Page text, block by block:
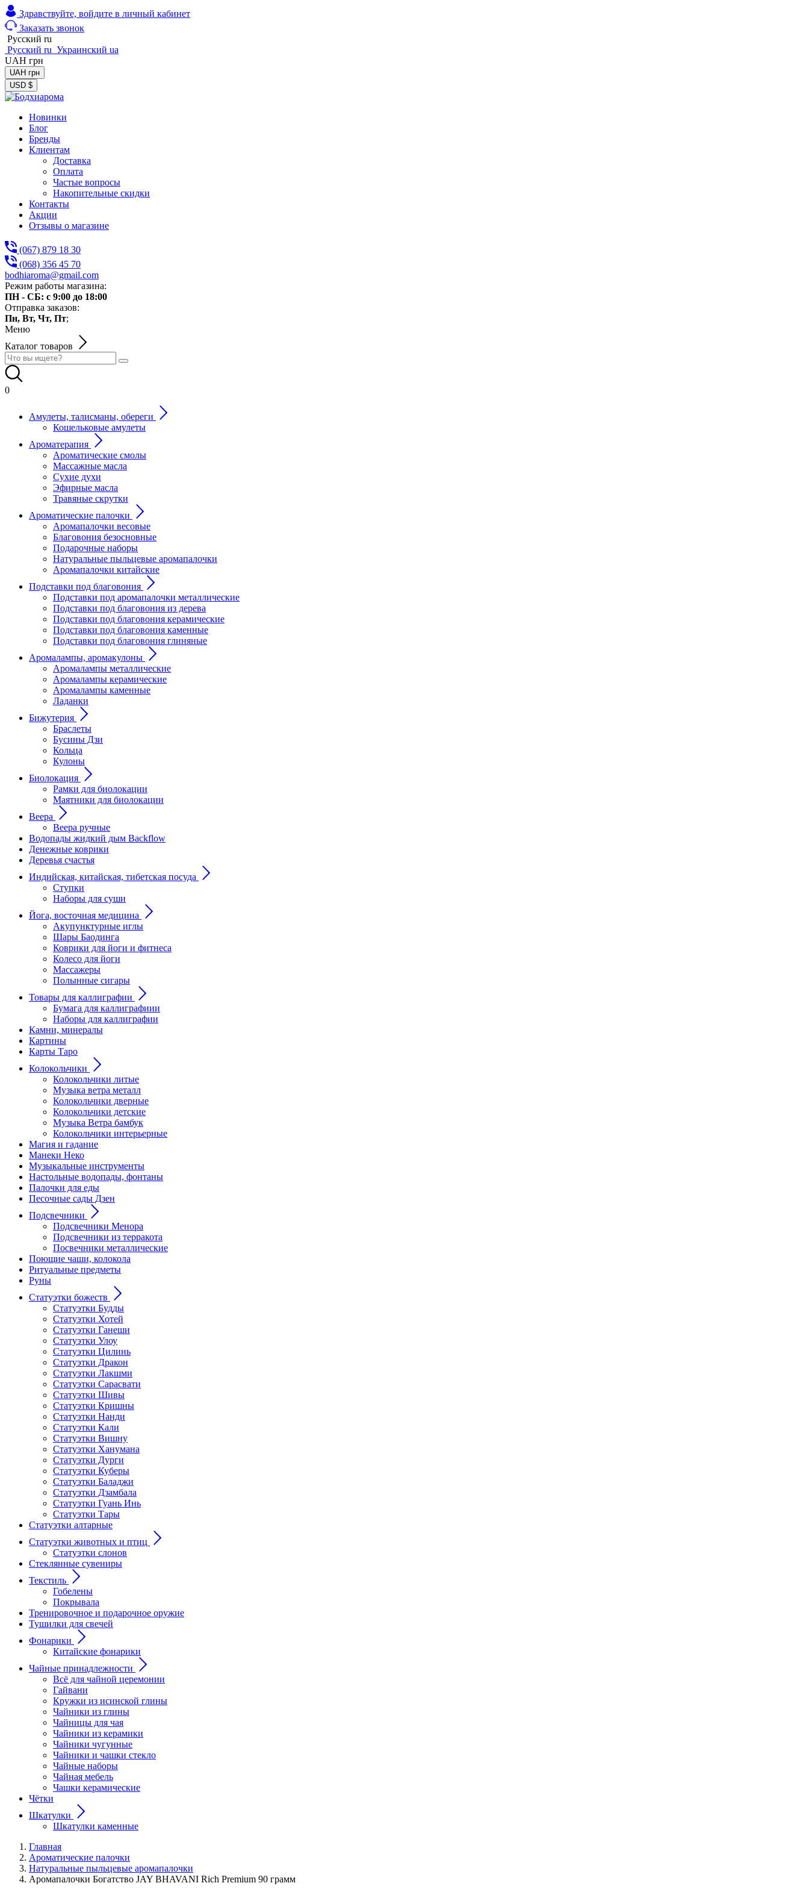
Здравствуйте, войдите в личный кабинет
Заказать звонок
Русский ru
Русский ru Украинский ua
UAH грн
UAH грн
USD $
Новинки
Блог
Бренды
Клиентам
Доставка
Оплата
Частые вопросы
Накопительные скидки
Контакты
Акции
Отзывы о магазине
(067) 879 18 30
(068) 356 45 70
bodhiaroma@gmail.com
Режим работы магазина:
ПН - СБ: с 9:00 до 18:00
Отправка заказов:
Пн, Вт, Чт, Пт;
Меню
Каталог товаров
0
Амулеты, талисманы, обереги
Кошельковые амулеты
Ароматерапия
Ароматические смолы
Массажные масла
Сухие духи
Эфирные масла
Травяные скрутки
Ароматические палочки
Аромапалочки весовые
Благовония безосновные
Подарочные наборы
Натуральные пыльцевые аромапалочки
Аромапалочки китайские
Подставки под благовония
Подставки под аромапалочки металлические
Подставки под благовония из дерева
Подставки под благовония керамические
Подставки под благовония каменные
Подставки под благовония глиняные
Аромалампы, аромакулоны
Аромалампы металлические
Аромалампы керамические
Аромалампы каменные
Ладанки
Бижутерия
Браслеты
Бусины Дзи
Кольца
Кулоны
Биолокация
Рамки для биолокации
Маятники для биолокации
Веера
Веера ручные
Водопады жидкий дым Backflow
Денежные коврики
Деревья счастья
Индийская, китайская, тибетская посуда
Ступки
Наборы для суши
Йога, восточная медицина
Акупунктурные иглы
Шары Баодинга
Коврики для йоги и фитнеса
Колесо для йоги
Массажеры
Полынные сигары
Товары для каллиграфии
Бумага для каллиграфиии
Наборы для каллиграфии
Камни, минералы
Картины
Карты Таро
Колокольчики
Колокольчики литые
Музыка ветра металл
Колокольчики дверные
Колокольчики детские
Музыка Ветра бамбук
Колокольчики интерьерные
Магия и гадание
Манеки Неко
Музыкальные инструменты
Настольные водопады, фонтаны
Палочки для еды
Песочные сады Дзен
Подсвечники
Подсвечники Менора
Подсвечники из терракота
Посвечники металлические
Поющие чаши, колокола
Ритуальные предметы
Руны
Статуэтки божеств
Статуэтки Будды
Статуэтки Хотей
Статуэтки Ганеши
Статуэтки Улоу
Статуэтки Цилинь
Статуэтки Дракон
Статуэтки Лакшми
Статуэтки Сарасвати
Статуэтки Шивы
Статуэтки Кришны
Статуэтки Нанди
Статуэтки Кали
Статуэтки Вишну
Статуэтки Ханумана
Статуэтки Дурги
Статуэтки Куберы
Статуэтки Баладжи
Статуэтки Дзамбала
Статуэтки Гуань Инь
Статуэтки Тары
Статуэтки алтарные
Статуэтки животных и птиц
Статуэтки слонов
Стеклянные сувениры
Текстиль
Гобелены
Покрывала
Тренировочное и подарочное оружие
Тушилки для свечей
Фонарики
Китайские фонарики
Чайные принадлежности
Всё для чайной церемонии
Гайвани
Кружки из исинской глины
Чайники из глины
Чайницы для чая
Чайники из керамики
Чайники чугунные
Чайники и чашки стекло
Чайные наборы
Чайная мебель
Чашки керамические
Чётки
Шкатулки
Шкатулки каменные
Главная
Ароматические палочки
Натуральные пыльцевые аромапалочки
Аромапалочки Богатство JAY BHAVANI Rich Premium 90 грамм